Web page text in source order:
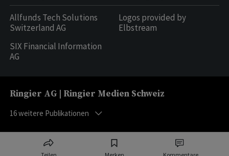
Allfunds Tech Solutions
Switzerland AG
SIX Financial Information
AG
Logos provided by
Elbstream
Ringier AG | Ringier Medien Schweiz
16weitere Publikationen